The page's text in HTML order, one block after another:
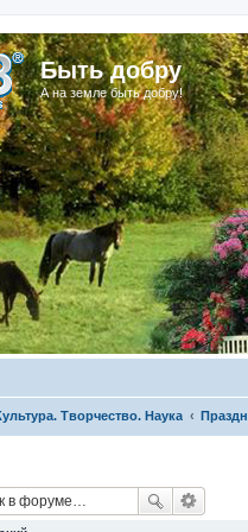
Быть добру
А на земле быть добру!
Творчество. Наука